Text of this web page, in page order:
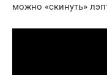
можно «скинуть»